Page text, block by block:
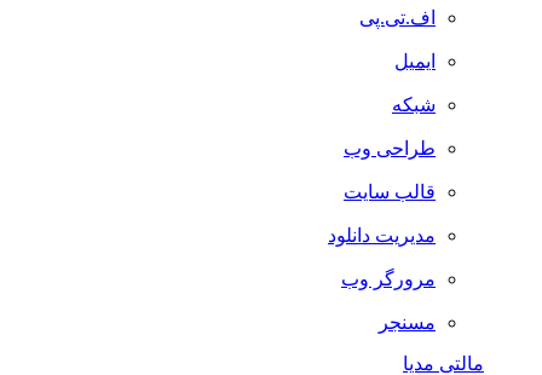
اف.تی.پی
ایمیل
شبکه
طراحی وب
قالب سایت
مدیریت دانلود
مرورگر وب
مسنجر
مالتی مدیا